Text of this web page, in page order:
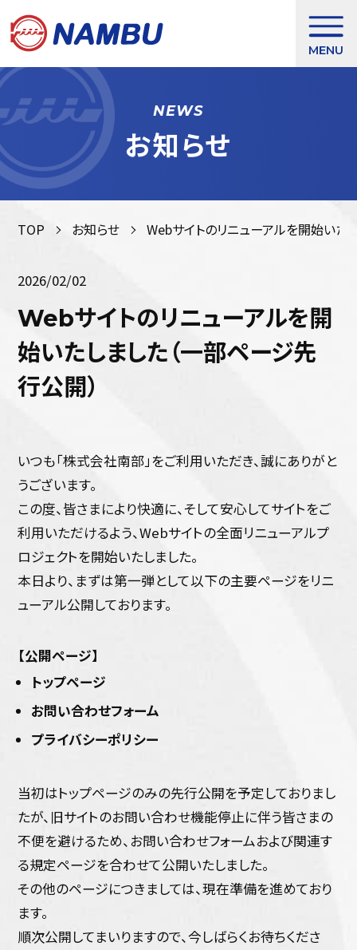
MENU
サービス紹介
取扱製品
導入事例
ロボットショールーム「NK-LAB」
営業所案内
会社情報
NEWS
お知らせ
TOP お知らせ Webサイトのリニューアルを開始いた
2026/02/02
Webサイトのリニューアルを開
始いたしました（一部ページ先
行公開）
いつも「株式会社南部」をご利用いただき、誠にありがと
うございます。
この度、皆さまにより快適に、そして安心してサイトをご
利用いただけるよう、Webサイトの全面リニューアルプ
ロジェクトを開始いたしました。
本日より、まずは第一弾として以下の主要ページをリニ
ューアル公開しております。
【公開ページ】
トップページ
お問い合わせフォーム
プライバシーポリシー
当初はトップページのみの先行公開を予定しておりまし
たが、旧サイトのお問い合わせ機能停止に伴う皆さまの
不便を避けるため、お問い合わせフォームおよび関連す
る規定ページを合わせて公開いたしました。
その他のページにつきましては、現在準備を進めており
ます。
順次公開してまいりますので、今しばらくお待ちくださ